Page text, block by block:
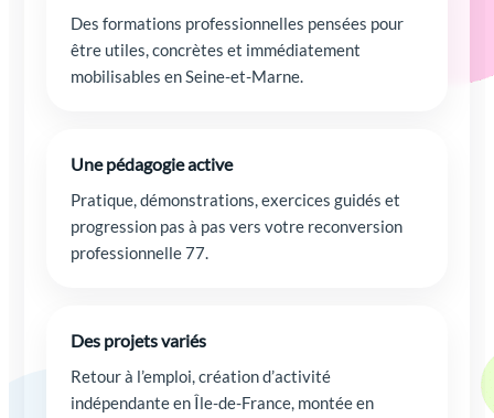
Des formations professionnelles pensées pour
être utiles, concrètes et immédiatement
mobilisables en Seine-et-Marne.
Une pédagogie active
Pratique, démonstrations, exercices guidés et
progression pas à pas vers votre reconversion
professionnelle 77.
Des projets variés
Retour à l’emploi, création d’activité
indépendante en Île-de-France, montée en